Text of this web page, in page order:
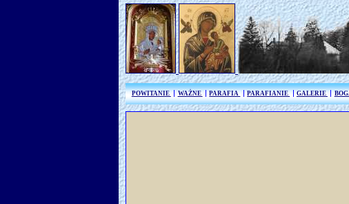
POWITANIE WAŻNE PARAFIA PARAFIANIE GALERIE